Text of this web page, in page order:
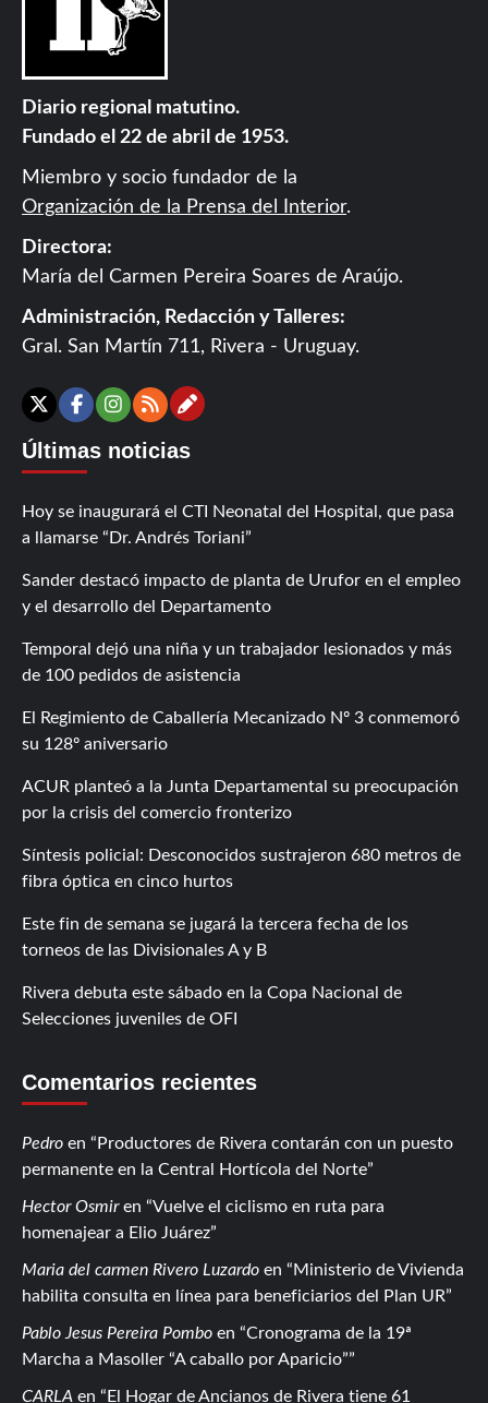
Diario regional matutino.
Fundado el 22 de abril de 1953.
Miembro y socio fundador de la
Organización de la Prensa del Interior.
Directora:
María del Carmen Pereira Soares de Araújo.
Administración, Redacción y Talleres:
Gral. San Martín 711, Rivera - Uruguay.
X Facebook
Instagram
RSSContáctanos
Últimas noticias
Hoy se inaugurará el CTI Neonatal del Hospital, que pasa
a llamarse “Dr. Andrés Toriani”
Sander destacó impacto de planta de Urufor en el empleo
y el desarrollo del Departamento
Temporal dejó una niña y un trabajador lesionados y más
de 100 pedidos de asistencia
El Regimiento de Caballería Mecanizado Nº 3 conmemoró
su 128º aniversario
ACUR planteó a la Junta Departamental su preocupación
por la crisis del comercio fronterizo
Síntesis policial: Desconocidos sustrajeron 680 metros de
fibra óptica en cinco hurtos
Este fin de semana se jugará la tercera fecha de los
torneos de las Divisionales A y B
Rivera debuta este sábado en la Copa Nacional de
Selecciones juveniles de OFI
Comentarios recientes
Pedro en
Productores de Rivera contarán con un puesto
permanente en la Central Hortícola del Norte
Hector Osmiren
Vuelve el ciclismo en ruta para
homenajear a Elio Juárez
Maria del carmen Rivero Luzardo en
Ministerio de Vivienda
habilita consulta en línea para beneficiarios del Plan UR
Pablo Jesus Pereira Pombo en
Cronograma de la 19ª
Marcha a Masoller “A caballo por Aparicio”
CARLA en El Hogar de Ancianos de Rivera tiene 61